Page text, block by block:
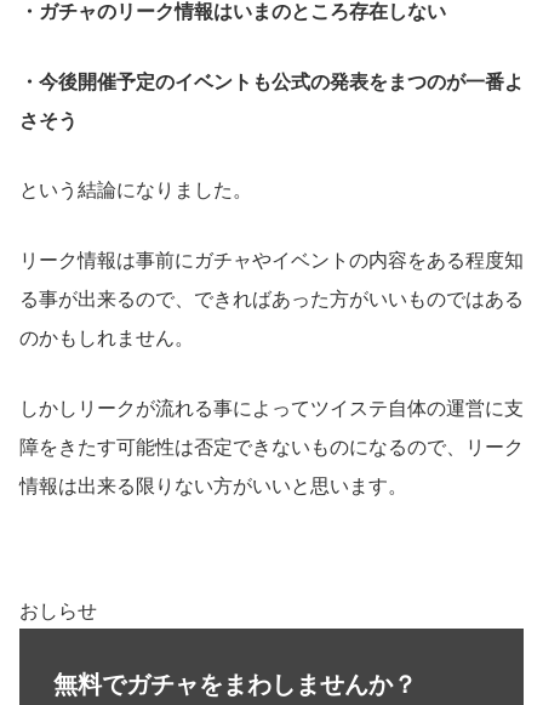
・ガチャのリーク情報はいまのところ存在しない
・今後開催予定のイベントも公式の発表をまつのが一番よ
さそう
という結論になりました。
リーク情報は事前にガチャやイベントの内容をある程度知
る事が出来るので、できればあった方がいいものではある
のかもしれません。
しかしリークが流れる事によってツイステ自体の運営に支
障をきたす可能性は否定できないものになるので、リーク
情報は出来る限りない方がいいと思います。
おしらせ
無料でガチャをまわしませんか？